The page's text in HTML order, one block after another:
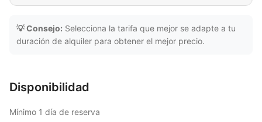
💡 Consejo: Selecciona la tarifa que mejor se adapte a tu
duración de alquiler para obtener el mejor precio.
Disponibilidad
Mínimo 1 día de reserva